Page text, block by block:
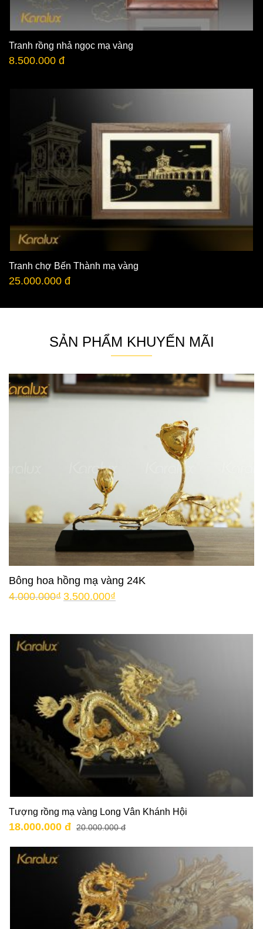
Tranh rồng nhả ngọc mạ vàng
8.500.000 đ
Tranh chợ Bến Thành mạ vàng
25.000.000 đ
SẢN PHẨM KHUYẾN MÃI
Bông hoa hồng mạ vàng 24K
4.000.000₫ 3.500.000₫
Tượng rồng mạ vàng Long Vân Khánh Hội
18.000.000 đ 20.000.000 đ